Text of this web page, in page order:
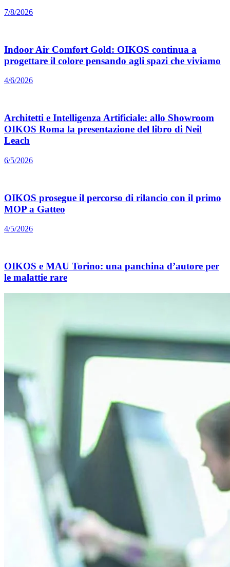
7/8/2026
Indoor Air Comfort Gold: OIKOS continua a
progettare il colore pensando agli spazi che viviamo
4/6/2026
Architetti e Intelligenza Artificiale: allo Showroom
OIKOS Roma la presentazione del libro di Neil
Leach
6/5/2026
OIKOS prosegue il percorso di rilancio con il primo
MOP a Gatteo
4/5/2026
OIKOS e MAU Torino: una panchina d’autore per
le malattie rare